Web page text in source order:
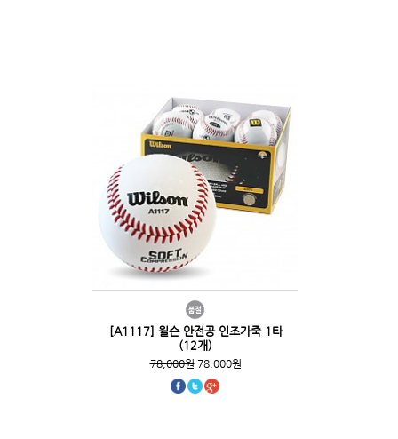
[A1117] 윌슨 안전공 인조가죽 1타
(12개)
78,000원78,000원